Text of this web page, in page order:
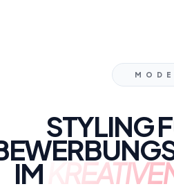
MODE
STYLING
IM